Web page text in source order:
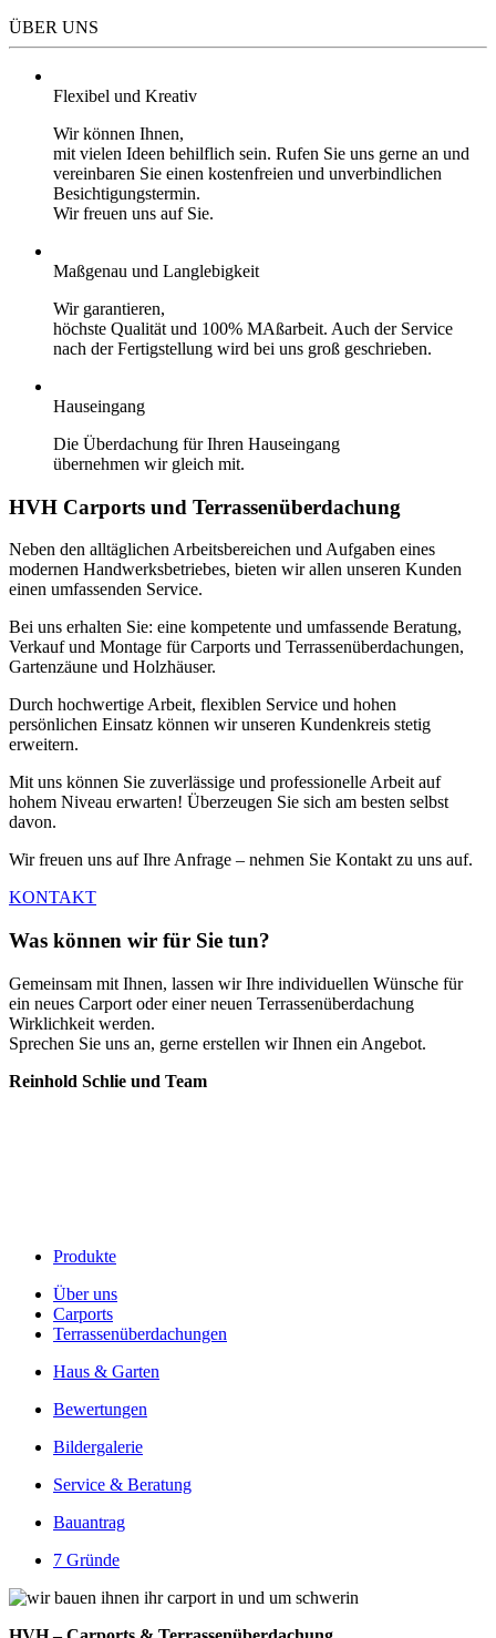
ÜBER UNS
Flexibel und Kreativ
Wir können Ihnen,
mit vielen Ideen behilflich sein. Rufen Sie uns gerne an und
vereinbaren Sie einen kostenfreien und unverbindlichen
Besichtigungstermin.
Wir freuen uns auf Sie.
Maßgenau und Langlebigkeit
Wir garantieren,
höchste Qualität und 100% MAßarbeit. Auch der Service
nach der Fertigstellung wird bei uns groß geschrieben.
Hauseingang
Die Überdachung für Ihren Hauseingang
übernehmen wir gleich mit.
HVH Carports und Terrassenüberdachung
Neben den alltäglichen Arbeitsbereichen und Aufgaben eines
modernen Handwerksbetriebes, bieten wir allen unseren Kunden
einen umfassenden Service.
Bei uns erhalten Sie: eine kompetente und umfassende Beratung,
Verkauf und Montage für Carports und Terrassenüberdachungen,
Gartenzäune und Holzhäuser.
Durch hochwertige Arbeit, flexiblen Service und hohen
persönlichen Einsatz können wir unseren Kundenkreis stetig
erweitern.
Mit uns können Sie zuverlässige und professionelle Arbeit auf
hohem Niveau erwarten! Überzeugen Sie sich am besten selbst
davon.
Wir freuen uns auf Ihre Anfrage – nehmen Sie Kontakt zu uns auf.
KONTAKT
Was können wir für Sie tun?
Gemeinsam mit Ihnen, lassen wir Ihre individuellen Wünsche für
ein neues Carport oder einer neuen Terrassenüberdachung
Wirklichkeit werden.
Sprechen Sie uns an, gerne erstellen wir Ihnen ein Angebot.
Reinhold Schlie und Team
Produkte
Über uns
Carports
Terrassenüberdachungen
Haus & Garten
Bewertungen
Bildergalerie
Service & Beratung
Bauantrag
7 Gründe